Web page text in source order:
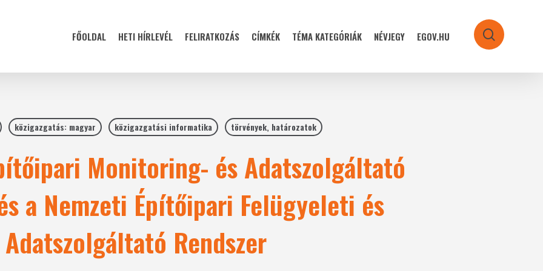
FŐOLDAL HETI HÍRLEVÉL FELIRATKOZÁS CÍMKÉK TÉMA KATEGÓRIÁK NÉVJEGY EGOV.HU search
közigazgatás: magyar közigazgatási informatika törvények, határozatok
Monitoring- és Adatszolgáltató
a Nemzeti Építőipari Felügyeleti és
Adatszolgáltató Rendszer